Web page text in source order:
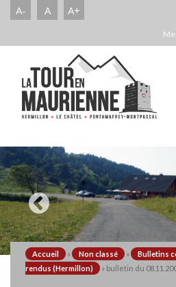
A- A A+
Accueil » Non classé »
Bulletins
rendus (Hermillon)
» bulletin du